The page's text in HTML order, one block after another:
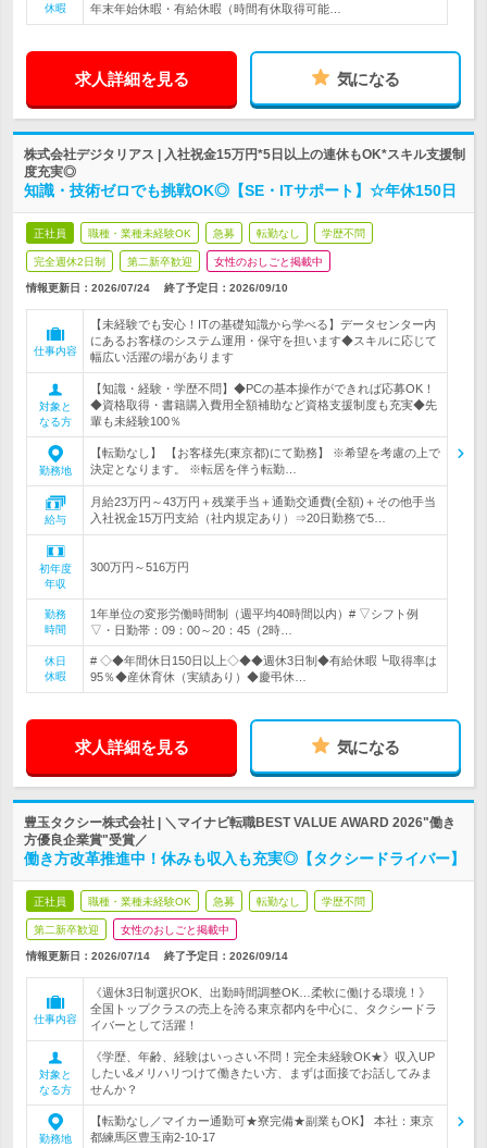
休暇
年末年始休暇・有給休暇（時間有休取得可能…
求人詳細を見る 気になる
株式会社デジタリアス | 入社祝金15万円*5日以上の連休もOK*スキル支援制
度充実◎
知識・技術ゼロでも挑戦OK◎【SE・ITサポート】☆年休150日
正社員 職種・業種未経験OK 急募 転勤なし 学歴不問
完全週休2日制 第二新卒歓迎 女性のおしごと掲載中
情報更新日：2026/07/24 終了予定日： 2026/09/10
仕事内容
【未経験でも安心！ITの基礎知識から学べる】データセンター内
にあるお客様のシステム運用・保守を担います◆スキルに応じて
幅広い活躍の場があります
対象と
なる方
【知識・経験・学歴不問】◆PCの基本操作ができれば応募OK！
◆資格取得・書籍購入費用全額補助など資格支援制度も充実◆先
輩も未経験100％
勤務地
【転勤なし】 【お客様先(東京都)にて勤務】 ※希望を考慮の上で
決定となります。 ※転居を伴う転勤…
給与
月給23万円～43万円＋残業手当＋通勤交通費(全額)＋その他手当
入社祝金15万円支給（社内規定あり）⇒20日勤務で5…
初年度
年収
300万円～516万円
勤務
時間
1年単位の変形労働時間制（週平均40時間以内）# ▽シフト例
▽・日勤帯：09：00～20：45（2時…
休日
休暇
# ◇◆年間休日150日以上◇◆◆週休3日制◆有給休暇┗取得率は
95％◆産休育休（実績あり）◆慶弔休…
求人詳細を見る 気になる
豊玉タクシー株式会社 | ＼マイナビ転職BEST VALUE AWARD 2026"働き
方優良企業賞"受賞／
働き方改革推進中！休みも収入も充実◎【タクシードライバー】
正社員 職種・業種未経験OK 急募 転勤なし 学歴不問
第二新卒歓迎 女性のおしごと掲載中
情報更新日：2026/07/14 終了予定日： 2026/09/14
仕事内容
《週休3日制選択OK、出勤時間調整OK…柔軟に働ける環境！》
全国トップクラスの売上を誇る東京都内を中心に、タクシードラ
イバーとして活躍！
対象と
なる方
《学歴、年齢、経験はいっさい不問！完全未経験OK★》収入UP
したい&メリハリつけて働きたい方、まずは面接でお話してみま
せんか？
勤務地
【転勤なし／マイカー通勤可★寮完備★副業もOK】 本社：東京
都練馬区豊玉南2-10-17